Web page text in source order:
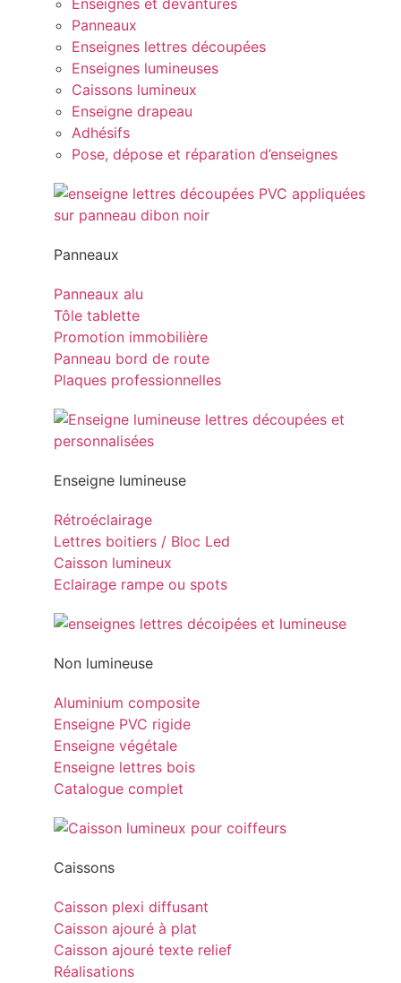
Enseignes et devantures
Panneaux
Enseignes lettres découpées
Enseignes lumineuses
Caissons lumineux
Enseigne drapeau
Adhésifs
Pose, dépose et réparation d’enseignes
Panneaux
Panneaux alu
Tôle tablette
Promotion immobilière
Panneau bord de route
Plaques professionnelles
Enseigne lumineuse
Rétroéclairage
Lettres boitiers / Bloc Led
Caisson lumineux
Eclairage rampe ou spots
Non lumineuse
Aluminium composite
Enseigne PVC rigide
Enseigne végétale
Enseigne lettres bois
Catalogue complet
Caissons
Caisson plexi diffusant
Caisson ajouré à plat
Caisson ajouré texte relief
Réalisations